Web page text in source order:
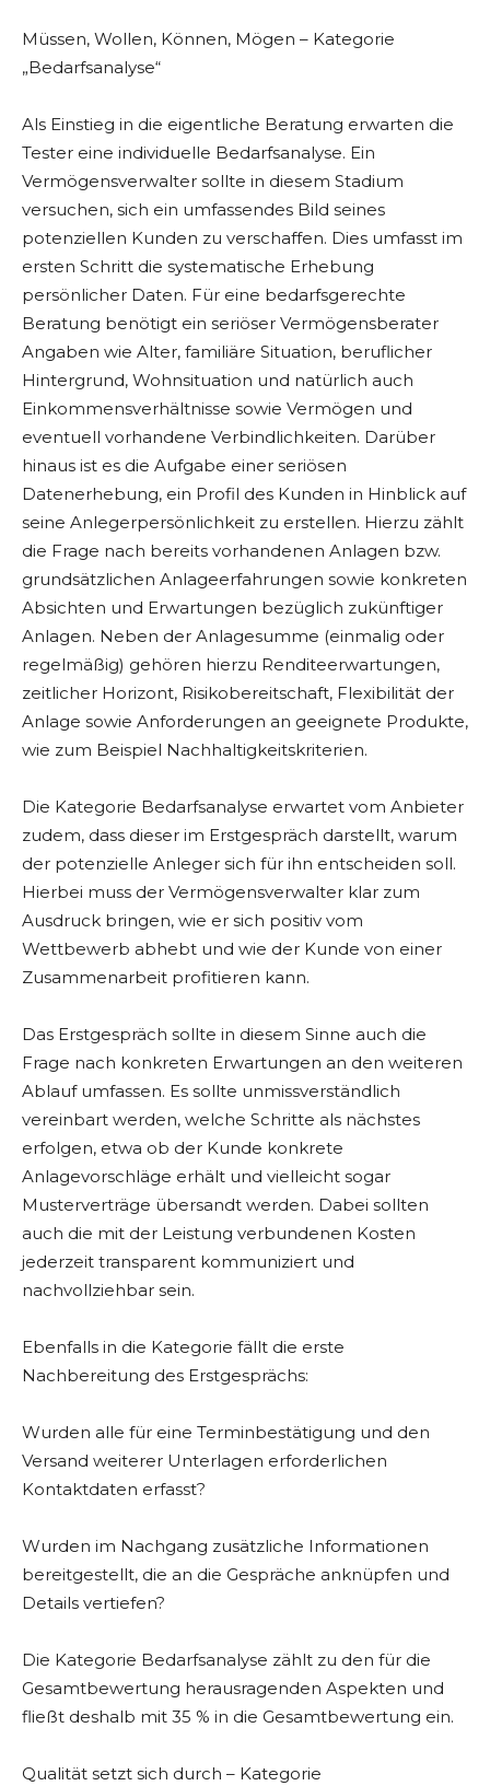
Müssen, Wollen, Können, Mögen – Kategorie
„Bedarfsanalyse“
Als Einstieg in die eigentliche Beratung erwarten die
Tester eine individuelle Bedarfsanalyse. Ein
Vermögensverwalter sollte in diesem Stadium
versuchen, sich ein umfassendes Bild seines
potenziellen Kunden zu verschaffen. Dies umfasst im
ersten Schritt die systematische Erhebung
persönlicher Daten. Für eine bedarfsgerechte
Beratung benötigt ein seriöser Vermögensberater
Angaben wie Alter, familiäre Situation, beruflicher
Hintergrund, Wohnsituation und natürlich auch
Einkommensverhältnisse sowie Vermögen und
eventuell vorhandene Verbindlichkeiten. Darüber
hinaus ist es die Aufgabe einer seriösen
Datenerhebung, ein Profil des Kunden in Hinblick auf
seine Anlegerpersönlichkeit zu erstellen. Hierzu zählt
die Frage nach bereits vorhandenen Anlagen bzw.
grundsätzlichen Anlageerfahrungen sowie konkreten
Absichten und Erwartungen bezüglich zukünftiger
Anlagen. Neben der Anlagesumme (einmalig oder
regelmäßig) gehören hierzu Renditeerwartungen,
zeitlicher Horizont, Risikobereitschaft, Flexibilität der
Anlage sowie Anforderungen an geeignete Produkte,
wie zum Beispiel Nachhaltigkeitskriterien.
Die Kategorie Bedarfsanalyse erwartet vom Anbieter
zudem, dass dieser im Erstgespräch darstellt, warum
der potenzielle Anleger sich für ihn entscheiden soll.
Hierbei muss der Vermögensverwalter klar zum
Ausdruck bringen, wie er sich positiv vom
Wettbewerb abhebt und wie der Kunde von einer
Zusammenarbeit profitieren kann.
Das Erstgespräch sollte in diesem Sinne auch die
Frage nach konkreten Erwartungen an den weiteren
Ablauf umfassen. Es sollte unmissverständlich
vereinbart werden, welche Schritte als nächstes
erfolgen, etwa ob der Kunde konkrete
Anlagevorschläge erhält und vielleicht sogar
Musterverträge übersandt werden. Dabei sollten
auch die mit der Leistung verbundenen Kosten
jederzeit transparent kommuniziert und
nachvollziehbar sein.
Ebenfalls in die Kategorie fällt die erste
Nachbereitung des Erstgesprächs:
Wurden alle für eine Terminbestätigung und den
Versand weiterer Unterlagen erforderlichen
Kontaktdaten erfasst?
Wurden im Nachgang zusätzliche Informationen
bereitgestellt, die an die Gespräche anknüpfen und
Details vertiefen?
Die Kategorie Bedarfsanalyse zählt zu den für die
Gesamtbewertung herausragenden Aspekten und
fließt deshalb mit 35 % in die Gesamtbewertung ein.
Qualität setzt sich durch – Kategorie